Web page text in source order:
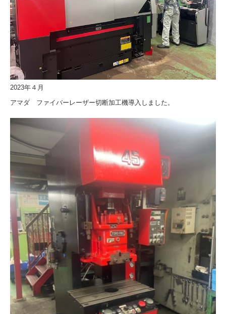
2023年４月
アマダ ファイバーレーザー切断加工機導入しました。